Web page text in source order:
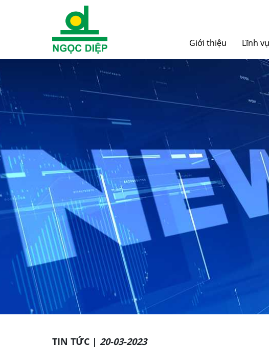
Giới thiệu Lĩnh
Nội
Bao bì
TIN TỨC | 20-03-2023